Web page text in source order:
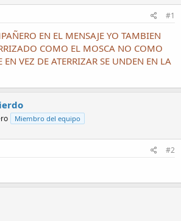
#1
EN EL MENSAJE YO TAMBIEN
COMO EL MOSCA NO COMO
EN VEZ DE ATERRIZAR SE UNDEN EN LA
Miembro del equipo
#2